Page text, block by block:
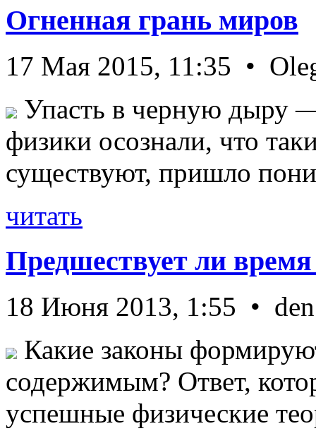
Огненная грань миров
17 Мая 2015, 11:35 •
Упасть в черную дыру
физики осознали, что
существуют, пришло
читать
Предшествует ли
18 Июня 2013, 1:55 • den
Какие законы
содержимым? Ответ,
успешные физические